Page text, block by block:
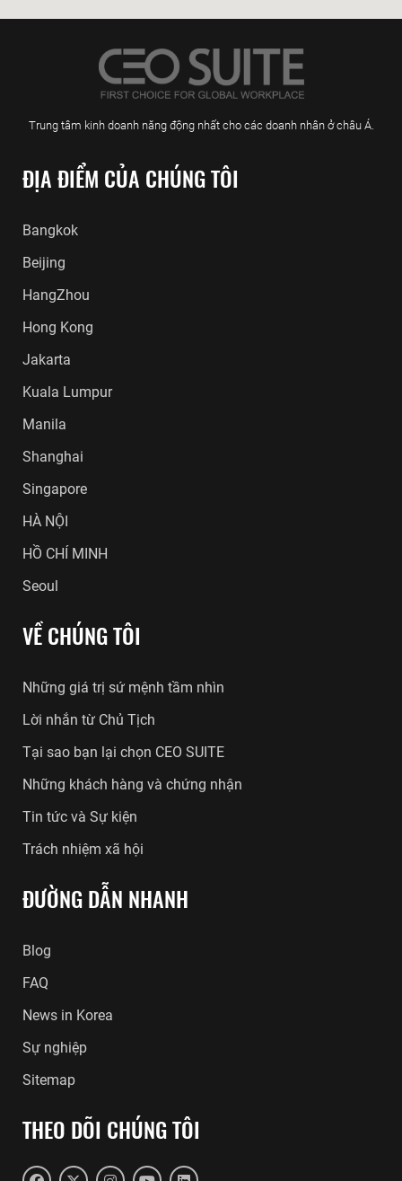
Trung tâm kinh doanh năng động nhất cho các doanh nhân ở châu Á.
ĐỊA ĐIỂM CỦA CHÚNG TÔI
Bangkok
Beijing
HangZhou
Hong Kong
Jakarta
Kuala Lumpur
Manila
Shanghai
Singapore
HÀ NỘI
HỒ CHÍ MINH
Seoul
VỀ CHÚNG TÔI
Những giá trị sứ mệnh tầm nhìn
Lời nhắn từ Chủ Tịch
Tại sao bạn lại chọn CEO SUITE
Những khách hàng và chứng nhận
Tin tức và Sự kiện
Trách nhiệm xã hội
ĐƯỜNG DẪN NHANH
Blog
FAQ
News in Korea
Sự nghiệp
Sitemap
THEO DÕI CHÚNG TÔI